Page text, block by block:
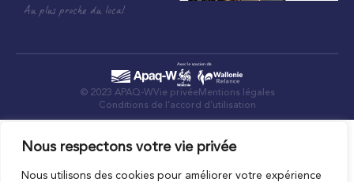
Nous respectons votre vie privée
Nous utilisons des cookies pour améliorer votre expérience
Au plus proche du local
© 2023 APAQ-WVie privée Mentions légales
Conditions de l’accord d’utilisation